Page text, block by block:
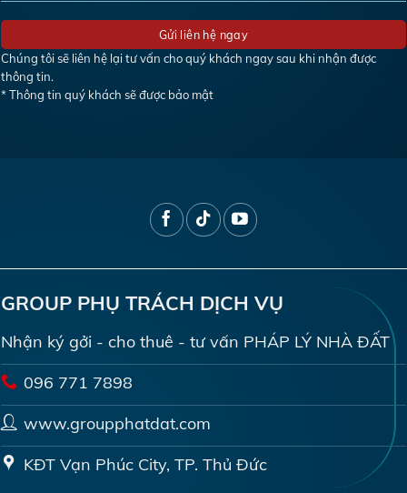
Chúng tôi sẽ liên hệ lại tư vấn cho quý khách ngay sau khi nhận được
thông tin.
* Thông tin quý khách sẽ được bảo mật
GROUP PHỤ TRÁCH DỊCH VỤ
Nhận ký gởi - cho thuê - tư vấn PHÁP LÝ NHÀ ĐẤT
096 771 7898
www.groupphatdat.com
KĐT Vạn Phúc City, TP. Thủ Đức